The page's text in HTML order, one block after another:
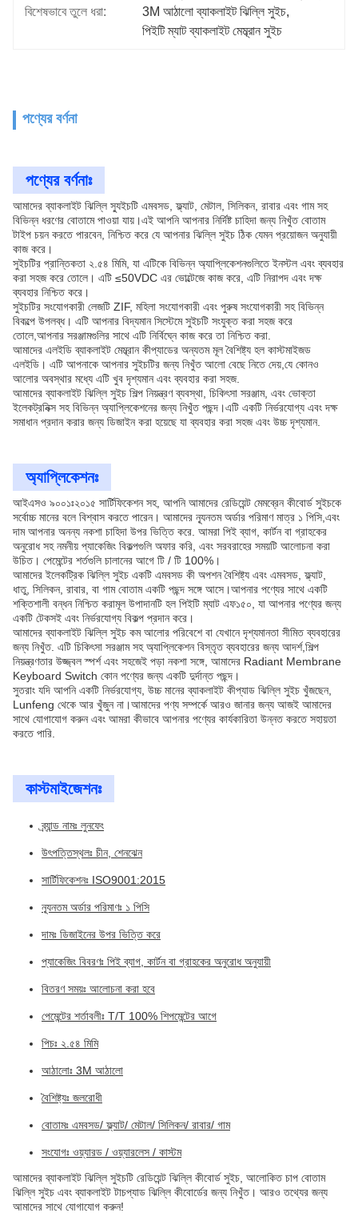
বিশেষভাবে তুলে ধরা:
3M আঠালো ব্যাকলাইট ঝিল্লি সুইচ,
পিইটি ম্যাট ব্যাকলাইট মেম্ব্রান সুইচ
পণ্যের বর্ণনা
পণ্যের বর্ণনাঃ
আমাদের ব্যাকলাইট ঝিল্লি স্যুইচটি এমবসড, ফ্ল্যাট, মেটাল, সিলিকন, রাবার এবং গাম সহ
বিভিন্ন ধরণের বোতামে পাওয়া যায়।এই আপনি আপনার নির্দিষ্ট চাহিদা জন্য নিখুঁত বোতাম
টাইপ চয়ন করতে পারবেন, নিশ্চিত করে যে আপনার ঝিল্লি সুইচ ঠিক যেমন প্রয়োজন অনুযায়ী
কাজ করে।
সুইচটির প্রান্তিকতা ২.৫৪ মিমি, যা এটিকে বিভিন্ন অ্যাপ্লিকেশনগুলিতে ইনস্টল এবং ব্যবহার
করা সহজ করে তোলে। এটি ≤50VDC এর ভোল্টেজে কাজ করে, এটি নিরাপদ এবং দক্ষ
ব্যবহার নিশ্চিত করে।
সুইচটির সংযোগকারী লেজটি ZIF, মহিলা সংযোগকারী এবং পুরুষ সংযোগকারী সহ বিভিন্ন
বিকল্পে উপলব্ধ। এটি আপনার বিদ্যমান সিস্টেমে সুইচটি সংযুক্ত করা সহজ করে
তোলে,আপনার সরঞ্জামগুলির সাথে এটি নির্বিঘ্নে কাজ করে তা নিশ্চিত করা.
আমাদের এলইডি ব্যাকলাইট মেম্ব্রান কীপ্যাডের অন্যতম মূল বৈশিষ্ট্য হল কাস্টমাইজড
এলইডি। এটি আপনাকে আপনার সুইচটির জন্য নিখুঁত আলো বেছে নিতে দেয়,যে কোনও
আলোর অবস্থার মধ্যে এটি খুব দৃশ্যমান এবং ব্যবহার করা সহজ.
আমাদের ব্যাকলাইট ঝিল্লি সুইচ শিল্প নিয়ন্ত্রণ ব্যবস্থা, চিকিৎসা সরঞ্জাম, এবং ভোক্তা
ইলেকট্রনিক্স সহ বিভিন্ন অ্যাপ্লিকেশনের জন্য নিখুঁত পছন্দ।এটি একটি নির্ভরযোগ্য এবং দক্ষ
সমাধান প্রদান করার জন্য ডিজাইন করা হয়েছে যা ব্যবহার করা সহজ এবং উচ্চ দৃশ্যমান.
অ্যাপ্লিকেশনঃ
আইএসও ৯০০১ঃ২০১৫ সার্টিফিকেশন সহ, আপনি আমাদের রেডিয়েন্ট মেমব্রেন কীবোর্ড সুইচকে
সর্বোচ্চ মানের বলে বিশ্বাস করতে পারেন। আমাদের ন্যূনতম অর্ডার পরিমাণ মাত্র ১ পিসি,এবং
দাম আপনার অনন্য নকশা চাহিদা উপর ভিত্তি করে. আমরা পিই ব্যাগ, কার্টন বা গ্রাহকের
অনুরোধ সহ নমনীয় প্যাকেজিং বিকল্পগুলি অফার করি, এবং সরবরাহের সময়টি আলোচনা করা
উচিত। পেমেন্টের শর্তগুলি চালানের আগে টি / টি 100%।
আমাদের ইলেকট্রিক ঝিল্লি সুইচ একটি এমবসড কী অপশন বৈশিষ্ট্য এবং এমবসড, ফ্ল্যাট,
ধাতু, সিলিকন, রাবার, বা গাম বোতাম একটি পছন্দ সঙ্গে আসে।আপনার পণ্যের সাথে একটি
শক্তিশালী বন্ধন নিশ্চিত করামূল উপাদানটি হল পিইটি ম্যাট এফ১৫০, যা আপনার পণ্যের জন্য
একটি টেকসই এবং নির্ভরযোগ্য বিকল্প প্রদান করে।
আমাদের ব্যাকলাইট ঝিল্লি সুইচ কম আলোর পরিবেশে বা যেখানে দৃশ্যমানতা সীমিত ব্যবহারের
জন্য নিখুঁত. এটি চিকিৎসা সরঞ্জাম সহ অ্যাপ্লিকেশন বিস্তৃত ব্যবহারের জন্য আদর্শ,শিল্প
নিয়ন্ত্রণতার উজ্জ্বল স্পর্শ এবং সহজেই পড়া নকশা সঙ্গে, আমাদের Radiant Membrane
Keyboard Switch কোন পণ্যের জন্য একটি দুর্দান্ত পছন্দ।
সুতরাং যদি আপনি একটি নির্ভরযোগ্য, উচ্চ মানের ব্যাকলাইট কীপ্যাড ঝিল্লি সুইচ খুঁজছেন,
Lunfeng থেকে আর খুঁজুন না।আমাদের পণ্য সম্পর্কে আরও জানার জন্য আজই আমাদের
সাথে যোগাযোগ করুন এবং আমরা কীভাবে আপনার পণ্যের কার্যকারিতা উন্নত করতে সহায়তা
করতে পারি.
কাস্টমাইজেশনঃ
ব্র্যান্ড নামঃ লুনফেং
উৎপত্তিস্থলঃ চীন, শেনঝেন
সার্টিফিকেশনঃ ISO9001:2015
ন্যূনতম অর্ডার পরিমাণঃ ১ পিসি
দামঃ ডিজাইনের উপর ভিত্তি করে
প্যাকেজিং বিবরণঃ পিই ব্যাগ, কার্টন বা গ্রাহকের অনুরোধ অনুযায়ী
বিতরণ সময়ঃ আলোচনা করা হবে
পেমেন্টের শর্তাবলীঃ T/T 100% শিপমেন্টের আগে
পিচঃ ২.৫৪ মিমি
আঠালোঃ 3M আঠালো
বৈশিষ্ট্যঃ জলরোধী
বোতামঃ এমবসড/ ফ্ল্যাট/ মেটাল/ সিলিকন/ রাবার/ গাম
সংযোগঃ ওয়্যারড / ওয়্যারলেস / কাস্টম
আমাদের ব্যাকলাইট ঝিল্লি সুইচটি রেডিয়েন্ট ঝিল্লি কীবোর্ড সুইচ, আলোকিত চাপ বোতাম
ঝিল্লি সুইচ এবং ব্যাকলাইট টাচপ্যাড ঝিল্লি কীবোর্ডের জন্য নিখুঁত। আরও তথ্যের জন্য
আমাদের সাথে যোগাযোগ করুন!